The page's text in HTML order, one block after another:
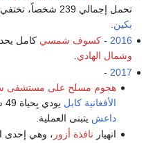
تحمل إجمالي 239 شخصاً، تختفي في طريقها من
بكين
2016
-كسوف شمسي كامل
وشمال الهادي.
2017
-
هجوم مسلح على مستشفى
الأفغانية كابل يودي بِحياة 49 شخص وإصابة 63 آخرين، وتنظيم
داعش يتبنى العملية.
انهيار نافذة أزور ، وهي إحدى